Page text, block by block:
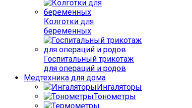
Колготки для
беременных
Госпитальный трикотаж
для операций и родов
Медтехника для дома
Ингаляторы
Тонометры